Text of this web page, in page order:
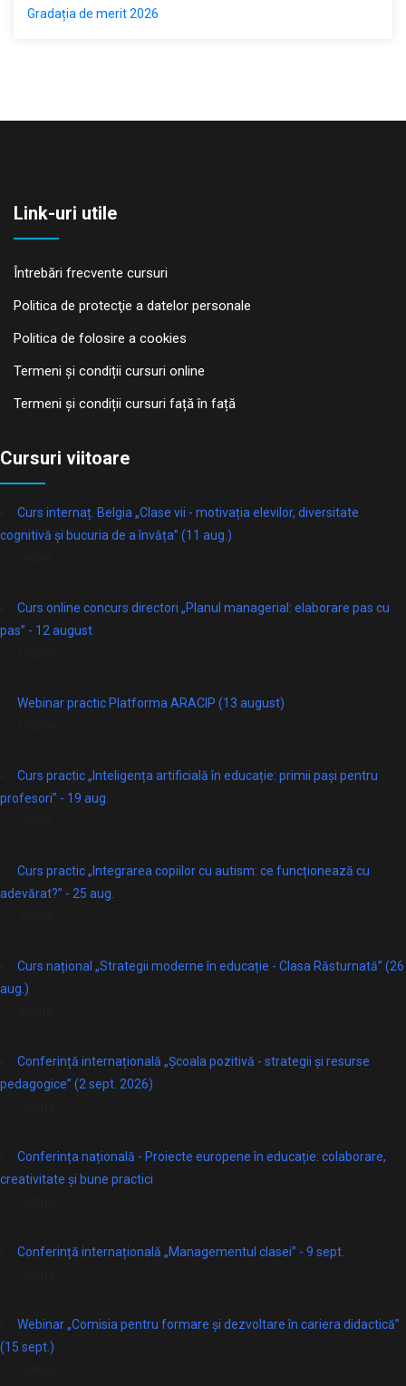
Gradația de merit 2026
Link-uri utile
Întrebări frecvente cursuri
Politica de protecţie a datelor personale
Politica de folosire a cookies
Termeni și condiții cursuri online
Termeni și condiții cursuri față în față
Cursuri viitoare
Curs internaț. Belgia „Clase vii - motivația elevilor, diversitate
cognitivă și bucuria de a învăța” (11 aug.)
Curs online concurs directori „Planul managerial: elaborare pas cu
pas” - 12 august
Webinar practic Platforma ARACIP (13 august)
Curs practic „Inteligența artificială în educație: primii pași pentru
profesori” - 19 aug.
Curs practic „Integrarea copiilor cu autism: ce funcționează cu
adevărat?” - 25 aug.
Curs național „Strategii moderne în educație - Clasa Răsturnată” (26
aug.)
Conferință internațională „Școala pozitivă - strategii și resurse
pedagogice” (2 sept. 2026)
Conferința națională - Proiecte europene în educație: colaborare,
creativitate și bune practici
Conferință internațională „Managementul clasei” - 9 sept.
Webinar „Comisia pentru formare și dezvoltare în cariera didactică”
(15 sept.)